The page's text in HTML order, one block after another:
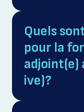
Quels
pour la
ive)?